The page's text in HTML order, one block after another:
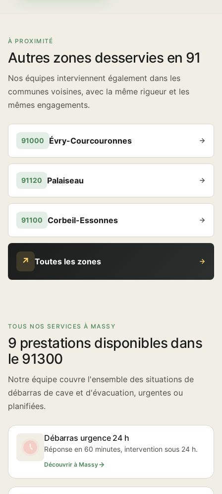
À PROXIMITÉ
Autres zones desservies en 91
Nos équipes interviennent également dans les
communes voisines, avec la même rigueur et les
mêmes engagements.
91000 Évry-Courcouronnes
91120 Palaiseau
91100 Corbeil-Essonnes
↗ Toutes les zones
TOUS NOS SERVICES À MASSY
9 prestations disponibles dans
le 91300
Notre équipe couvre l'ensemble des situations de
débarras de cave et d'évacuation, urgentes ou
planifiées.
Débarras urgence 24 h
Réponse en 60 minutes, intervention sous 24 h.
Découvrir à Massy